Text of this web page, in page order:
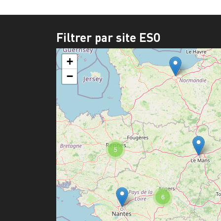
Filtrer par site ESO
6
5
+
−